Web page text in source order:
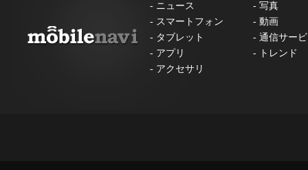
- ニュース - 写真
- スマートフォン - 動画
- タブレット - 通信サー
- アプリ -
トレンド
- アクセサリ